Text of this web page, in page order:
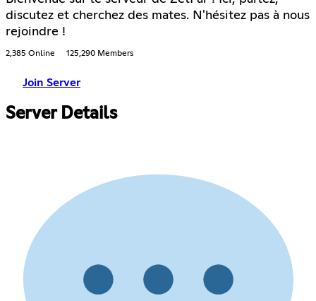
discutez et cherchez des mates. N'hésitez pas à nous
rejoindre !
2,385 Online 125,290 Members
Join Server
Server Details